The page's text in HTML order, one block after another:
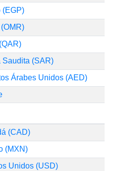
(EGP)
Saudita (SAR)
Árabes Unidos (AED)
(CAD)
(MXN)
Unidos (USD)